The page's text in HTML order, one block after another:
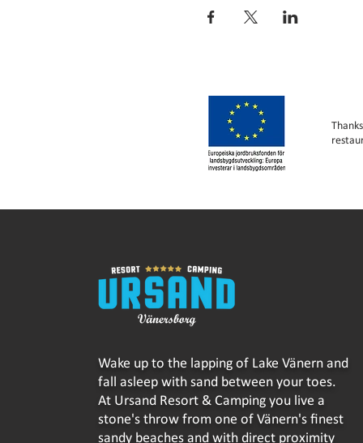
Wake up to the lapping of Lake Vänern and
fall asleep with sand between your toes.
At Ursand Resort & Camping you live a
stone's throw from one of Vänern's finest
sandy beaches and with direct proximity